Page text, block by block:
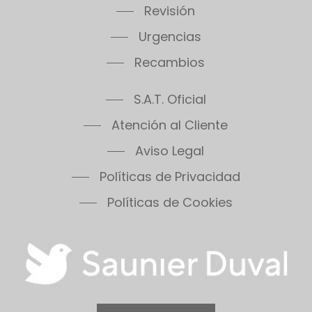
Revisión
Urgencias
Recambios
S.A.T. Oficial
Atención al Cliente
Aviso Legal
Políticas de Privacidad
Políticas de Cookies